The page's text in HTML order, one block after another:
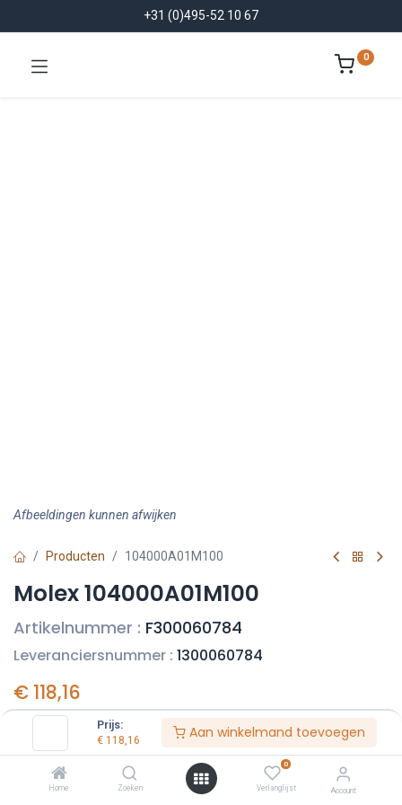
Prijs:
€ 118,16 Aan winkelmand toevoegen
Home Zoeken
0
Verlanglijst Account
+31 (0)495-52 10 67
0
Afbeeldingen kunnen afwijken
Producten 104000A01M100
Molex 104000A01M100
Artikelnummer : F300060784
Leveranciersnummer : 1300060784
€ 118,16
Prijs per stuk excl. BTW